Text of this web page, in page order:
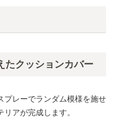
たクッションカバー
プレーでランダム模様を施せ
アが完成します。